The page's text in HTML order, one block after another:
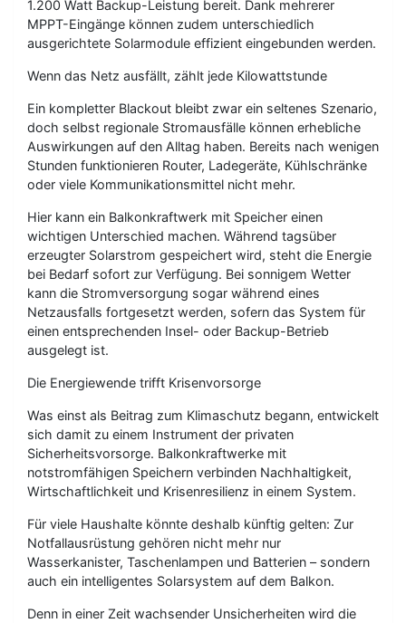
1.200 Watt Backup-Leistung bereit. Dank mehrerer
MPPT-Eingänge können zudem unterschiedlich
ausgerichtete Solarmodule effizient eingebunden werden.
Wenn das Netz ausfällt, zählt jede Kilowattstunde
Ein kompletter Blackout bleibt zwar ein seltenes Szenario,
doch selbst regionale Stromausfälle können erhebliche
Auswirkungen auf den Alltag haben. Bereits nach wenigen
Stunden funktionieren Router, Ladegeräte, Kühlschränke
oder viele Kommunikationsmittel nicht mehr.
Hier kann ein Balkonkraftwerk mit Speicher einen
wichtigen Unterschied machen. Während tagsüber
erzeugter Solarstrom gespeichert wird, steht die Energie
bei Bedarf sofort zur Verfügung. Bei sonnigem Wetter
kann die Stromversorgung sogar während eines
Netzausfalls fortgesetzt werden, sofern das System für
einen entsprechenden Insel- oder Backup-Betrieb
ausgelegt ist.
Die Energiewende trifft Krisenvorsorge
Was einst als Beitrag zum Klimaschutz begann, entwickelt
sich damit zu einem Instrument der privaten
Sicherheitsvorsorge. Balkonkraftwerke mit
notstromfähigen Speichern verbinden Nachhaltigkeit,
Wirtschaftlichkeit und Krisenresilienz in einem System.
Für viele Haushalte könnte deshalb künftig gelten: Zur
Notfallausrüstung gehören nicht mehr nur
Wasserkanister, Taschenlampen und Batterien – sondern
auch ein intelligentes Solarsystem auf dem Balkon.
Denn in einer Zeit wachsender Unsicherheiten wird die